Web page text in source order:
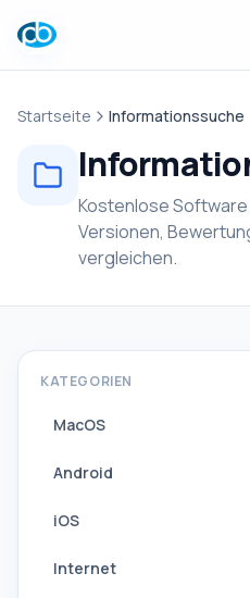
Startseite Informationssuche
Kostenlose
Versionen,
vergleichen.
KATEGORIEN
MacOS
Android
iOS
Internet